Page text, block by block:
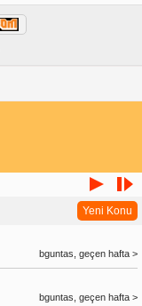
Yeni Konu
bguntas, geçen hafta >
bguntas, geçen hafta >